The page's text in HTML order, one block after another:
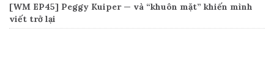
[WM EP45] Peggy Kuiper — và “khuôn mặt” khiến mình
viết trở lại